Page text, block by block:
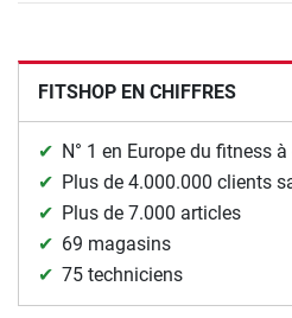
FITSHOP EN CHIFFRES
N° 1 en Europe du fitness
Plus de 4.000.000 clients
Plus de 7.000 articles
69 magasins
75 techniciens